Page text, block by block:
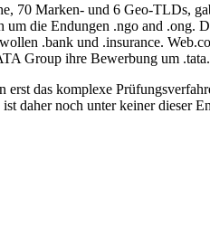
70 Marken- und 6 Geo-TLDs,
die Endungen .ngo and .ong.
.bank und .insurance.
Group ihre Bewerbung um .tata.
das komplexe
daher noch unter keiner dieser